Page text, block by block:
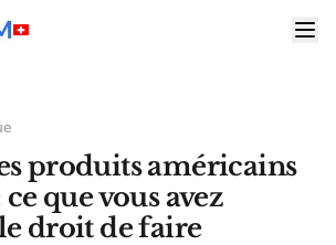
produits américains
ce que vous avez
droit de faire